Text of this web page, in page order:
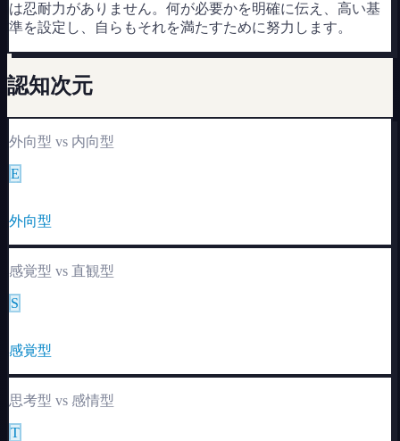
は忍耐力がありません。何が必要かを明確に伝え、高い基
準を設定し、自らもそれを満たすために努力します。
認知次元
外向型 vs 内向型
E
外向型
感覚型 vs 直観型
S
感覚型
思考型 vs 感情型
T